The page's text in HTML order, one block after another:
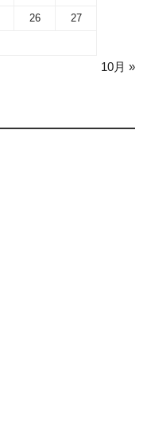
26 27
10月 »